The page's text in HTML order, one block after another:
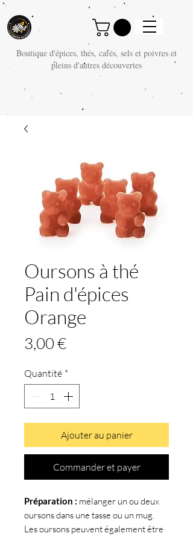
Boutique d'épices, thés, cafés, sels et poivres et
pleins d'autres découvertes
Oursons à thé
Pain d'épices
Orange
3,00 €Prix
Quantité *
Ajouter au panier
Commander et payer
Préparation : mélanger un ou deux
oursons dans une tasse ou un mug.
Les oursons peuvent également être